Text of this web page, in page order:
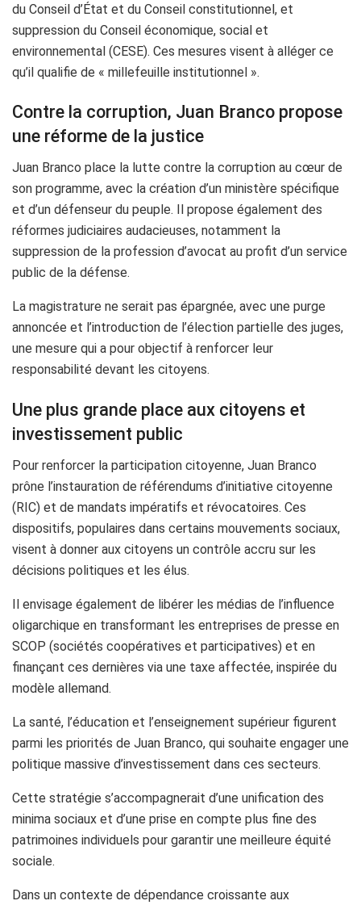
du Conseil d’État et du Conseil constitutionnel, et
suppression du Conseil économique, social et
environnemental (CESE). Ces mesures visent à alléger ce
qu’il qualifie de « millefeuille institutionnel ».
Contre la corruption, Juan Branco propose
une réforme de la justice
Juan Branco place la lutte contre la corruption au cœur de
son programme, avec la création d’un ministère spécifique
et d’un défenseur du peuple. Il propose également des
réformes judiciaires audacieuses, notamment la
suppression de la profession d’avocat au profit d’un service
public de la défense.
La magistrature ne serait pas épargnée, avec une purge
annoncée et l’introduction de l’élection partielle des juges,
une mesure qui a pour objectif à renforcer leur
responsabilité devant les citoyens.
Une plus grande place aux citoyens et
investissement public
Pour renforcer la participation citoyenne, Juan Branco
prône l’instauration de référendums d’initiative citoyenne
(RIC) et de mandats impératifs et révocatoires. Ces
dispositifs, populaires dans certains mouvements sociaux,
visent à donner aux citoyens un contrôle accru sur les
décisions politiques et les élus.
Il envisage également de libérer les médias de l’influence
oligarchique en transformant les entreprises de presse en
SCOP (sociétés coopératives et participatives) et en
finançant ces dernières via une taxe affectée, inspirée du
modèle allemand.
La santé, l’éducation et l’enseignement supérieur figurent
parmi les priorités de Juan Branco, qui souhaite engager une
politique massive d’investissement dans ces secteurs.
Cette stratégie s’accompagnerait d’une unification des
minima sociaux et d’une prise en compte plus fine des
patrimoines individuels pour garantir une meilleure équité
sociale.
Dans un contexte de dépendance croissante aux